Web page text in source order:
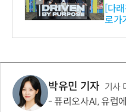
와
-바
보
[다
로가
박유민 기자 기사
퓨리오사AI, 유럽